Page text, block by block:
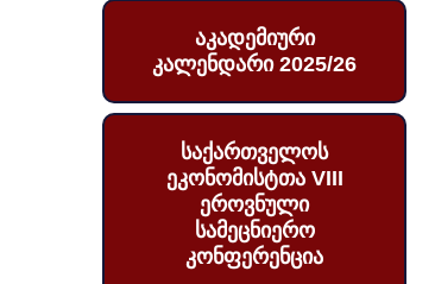
აკადემიური
კალენდარი 2025/26
საქართველოს
ეკონომისტთა VIII
ეროვნული
სამეცნიერო
კონფერენცია